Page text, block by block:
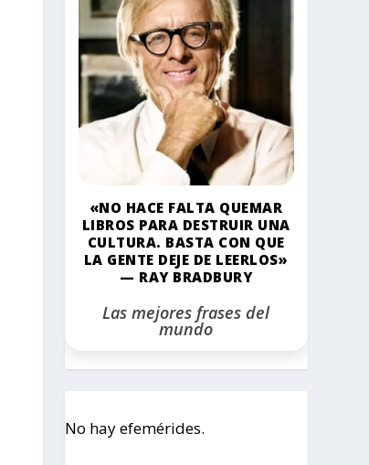
«NO HACE FALTA QUEMAR
LIBROS PARA DESTRUIR UNA
CULTURA. BASTA CON QUE
LA GENTE DEJE DE LEERLOS»
— RAY BRADBURY
Las mejores frases del
mundo
No hay efemérides.